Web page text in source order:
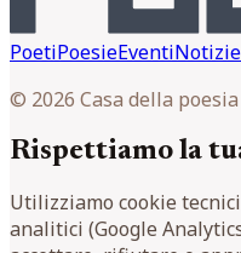
PoetiPoesieEventiNotizie
© 2026 Casa della poesia
Rispettiamo la
Utilizziamo cookie
analitici (Google